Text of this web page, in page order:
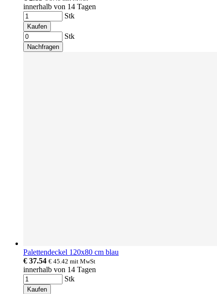
innerhalb von 14 Tagen
Stk
Kaufen
Stk
Nachfragen
Palettendeckel 120x80 cm blau
€ 37.54 € 45.42 mit MwSt
innerhalb von 14 Tagen
Stk
Kaufen